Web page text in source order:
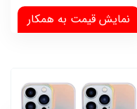
نمایش قیمت به همکار